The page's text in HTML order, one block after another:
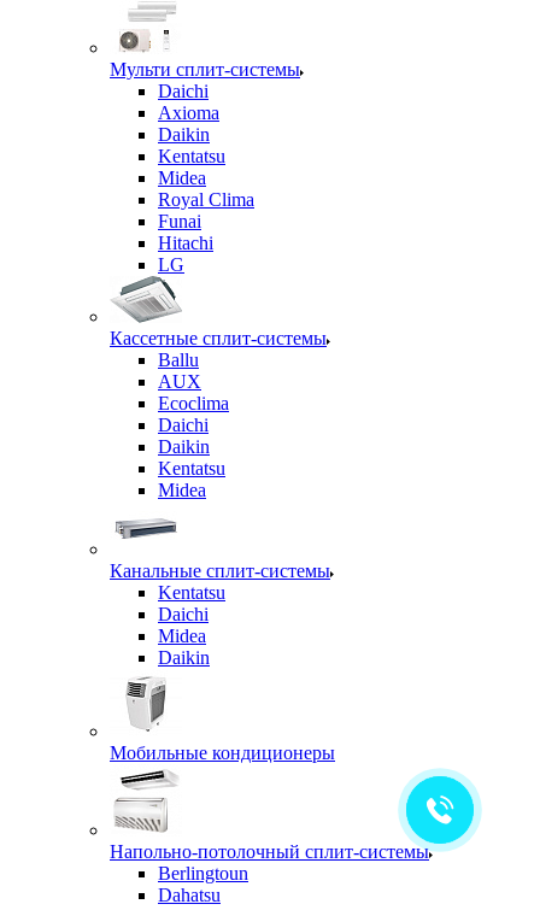
Мульти сплит-системы
Daichi
Axioma
Daikin
Kentatsu
Midea
Royal Clima
Funai
Hitachi
LG
Кассетные сплит-системы
Ballu
AUX
Ecoclima
Daichi
Daikin
Kentatsu
Midea
Канальные сплит-системы
Kentatsu
Daichi
Midea
Daikin
Мобильные кондиционеры
Напольно-потолочный сплит-системы
Berlingtoun
Dahatsu